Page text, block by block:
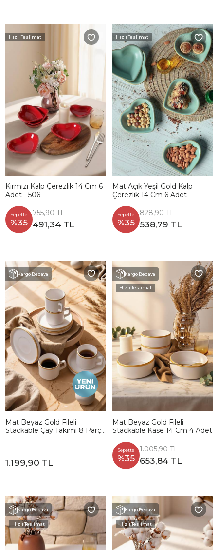
Hızlı Teslimat
Kırmızı Kalp Çerezlik 14 Cm 6
Adet - 506
Sepette
%35
755,90 TL
491,34 TL
Hızlı Teslimat
Mat Açık Yeşil Gold Kalp
Çerezlik 14 Cm 6 Adet
Sepette
%35
828,90 TL
538,79 TL
Kargo Bedava
Mat Beyaz Gold Fileli
Stackable Çay Takımı 8 Parça
1.199,90 TL
Kargo Bedava
Hızlı Teslimat
Mat Beyaz Gold Fileli
Stackable Kase 14 Cm 4 Adet
Sepette
%35
1.005,90 TL
653,84 TL
Kargo Bedava
Hızlı Teslimat
Kargo Bedava
Hızlı Teslimat